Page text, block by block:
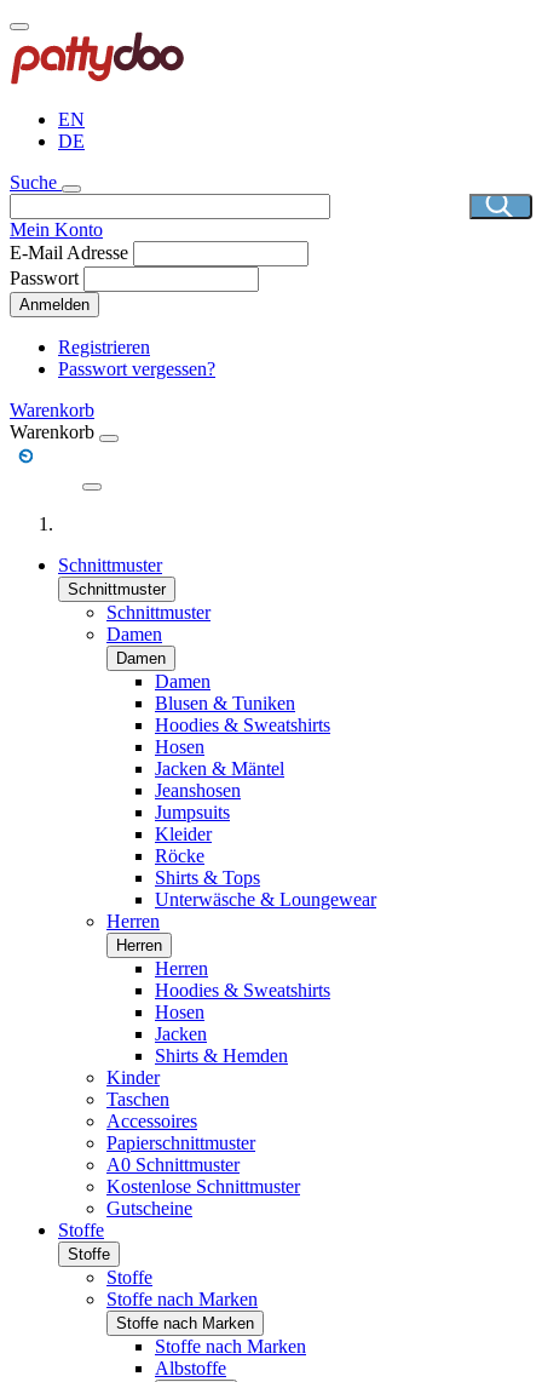
Direkt
zum
Inhalt
EN
DE
Suche
Mein Konto
E-Mail Adresse
Passwort
Anmelden
Registrieren
Passwort vergessen?
Warenkorb
Warenkorb
Schnittmuster
Schnittmuster
Schnittmuster
Damen
Damen
Damen
Blusen & Tuniken
Hoodies & Sweatshirts
Hosen
Jacken & Mäntel
Jeanshosen
Jumpsuits
Kleider
Röcke
Shirts & Tops
Unterwäsche & Loungewear
Herren
Herren
Herren
Hoodies & Sweatshirts
Hosen
Jacken
Shirts & Hemden
Kinder
Taschen
Accessoires
Papierschnittmuster
A0 Schnittmuster
Kostenlose Schnittmuster
Gutscheine
Stoffe
Stoffe
Stoffe
Stoffe nach Marken
Stoffe nach Marken
Stoffe nach Marken
Albstoffe